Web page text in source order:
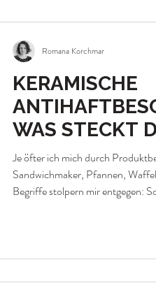
KERAMISCHE
WAS STECKT
SICHER IST
Je öfter ich mich durch
Sandwichmaker, Pfannen,
Begriffe stolpern mir entgegen:
sauber, gesund, PFAS-frei.
Romana Korchmar